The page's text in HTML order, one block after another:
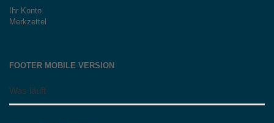
Ihr Konto
Merkzettel
FOOTER MOBILE VERSION
Was läuft